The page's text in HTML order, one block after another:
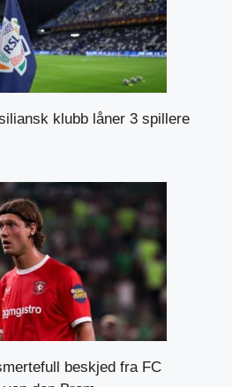
klubb låner 3 spillere
beskjed fra FC